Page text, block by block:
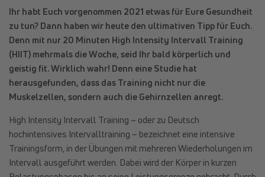
Ihr habt Euch vorgenommen 2021 etwas für Eure Gesundheit
zu tun? Dann haben wir heute den ultimativen Tipp für Euch.
Denn mit nur 20 Minuten High Intensity Intervall Training
(HIIT) mehrmals die Woche, seid Ihr bald körperlich und
geistig fit. Wirklich wahr! Denn eine Studie hat
herausgefunden, dass das Training nicht nur die
Muskelzellen, sondern auch die Gehirnzellen anregt.
High Intensity Intervall Training – oder zu Deutsch
hochintensives Intervalltraining – bezeichnet eine intensive
Trainingsform, in der Übungen mit mehreren Wiederholungen im
Intervall ausgeführt werden. Dabei wird der Körper in kurzen